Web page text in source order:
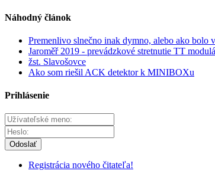
Náhodný článok
Premenlivo slnečno inak dymno, alebo ako bolo
Jaroměř 2019 - prevádzkové stretnutie TT
žst. Slavošovce
Ako som riešil ACK detektor k MINIBOXu
Prihlásenie
Odoslať
Registrácia nového čitateľa!